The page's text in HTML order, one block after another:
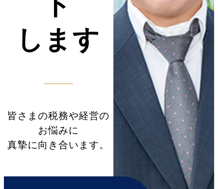
します
皆さまの税務や経営の
お悩みに
真摯に向き合います。